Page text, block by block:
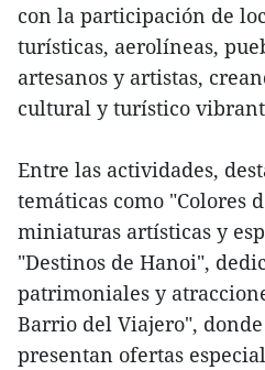
con la participación de
turísticas, aerolíneas,
artesanos y artistas,
cultural y turístico
Entre las actividades,
temáticas como "Colores
miniaturas artísticas y
"Destinos de Hanoi",
patrimoniales y
Barrio del Viajero",
presentan ofertas